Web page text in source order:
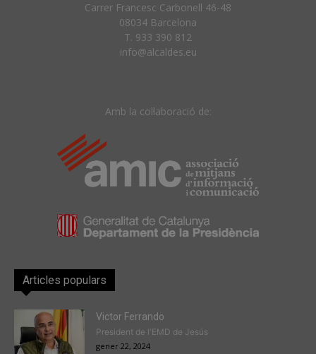
Carrer Francesc Carbonell 46-48
08034 Barcelona
T. 933 390 812
info@alcaldes.eu
Amb la col·laboració de:
Articles populars
Victor Ferrando
President de l'EMD de Jesús
gener 22, 2024